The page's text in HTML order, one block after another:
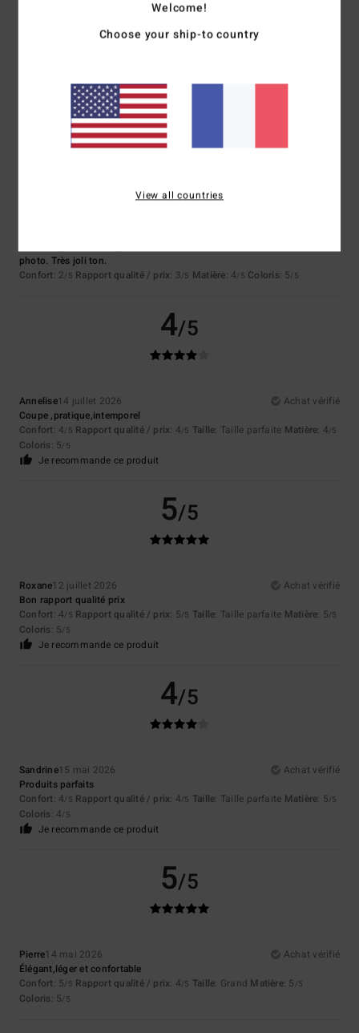
Je recommande ce produit
2
photo. Très joli ton.
Confort: 2/5 Rapport qualité / prix: 3/5 Matière: 4/5 Coloris: 5/5
4/5
Annelise14 juillet 2026
Achat vérifié
Coupe ,pratique,intemporel
Confort: 4/5 Rapport qualité / prix: 4/5 Taille: Taille parfaite Matière: 4/5
Coloris: 5/5
Je recommande ce produit
5/5
Roxane12 juillet 2026
Achat vérifié
Bon rapport qualité prix
Confort: 4/5 Rapport qualité / prix: 5/5 Taille: Taille parfaite Matière: 5/5
Coloris: 5/5
Je recommande ce produit
4/5
Sandrine15 mai 2026
Achat vérifié
Produits parfaits
Confort: 4/5 Rapport qualité / prix: 4/5 Taille: Taille parfaite Matière: 5/5
Coloris: 4/5
Je recommande ce produit
5/5
Pierre14 mai 2026
Achat vérifié
Élégant,léger et confortable
Confort: 5/5 Rapport qualité / prix: 4/5 Taille: Grand Matière: 5 /5
Coloris: 5/5
Welcome!
Choose your ship-to country
View all countries